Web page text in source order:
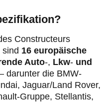
Constructeurs
sind 16 europäische
Auto-, Lkw- und
darunter die BMW-
Jaguar/Land Rover,
Gruppe, Stellantis,